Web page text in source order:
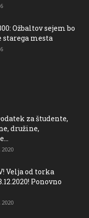
Ožbaltov sejem bo
mesta
za študente,
družine,
Velja od torka
Ponovno